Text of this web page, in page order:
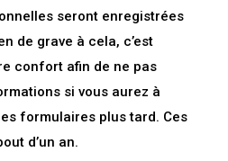
seront enregistrées
de grave à cela, c’est
confort afin de ne pas
si vous aurez à
formulaires plus tard. Ces
d’un an.